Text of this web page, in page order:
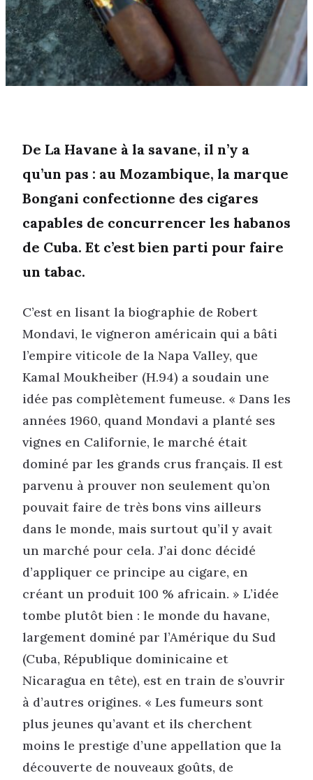
De La Havane à la savane, il n’y a
qu’un pas : au Mozambique, la marque
Bongani confectionne des cigares
capables de concurrencer les habanos
de Cuba. Et c’est bien parti pour faire
un tabac.
C’est en lisant la biographie de Robert
Mondavi, le vigneron américain qui a bâti
l’empire viticole de la Napa Valley, que
Kamal Moukheiber (H.94) a soudain une
idée pas complètement fumeuse. « Dans les
années 1960, quand Mondavi a planté ses
vignes en Californie, le marché était
dominé par les grands crus français. Il est
parvenu à prouver non seulement qu’on
pouvait faire de très bons vins ailleurs
dans le monde, mais surtout qu’il y avait
un marché pour cela. J’ai donc décidé
d’appliquer ce principe au cigare, en
créant un produit 100 % africain. » L’idée
tombe plutôt bien : le monde du havane,
largement dominé par l’Amérique du Sud
(Cuba, République dominicaine et
Nicaragua en tête), est en train de s’ouvrir
à d’autres origines. « Les fumeurs sont
plus jeunes qu’avant et ils cherchent
moins le prestige d’une appellation que la
découverte de nouveaux goûts, de